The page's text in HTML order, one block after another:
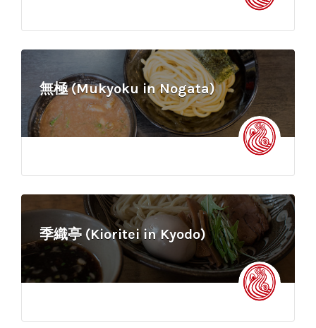
無極 (Mukyoku in Nogata)
季織亭 (Kioritei in Kyodo)